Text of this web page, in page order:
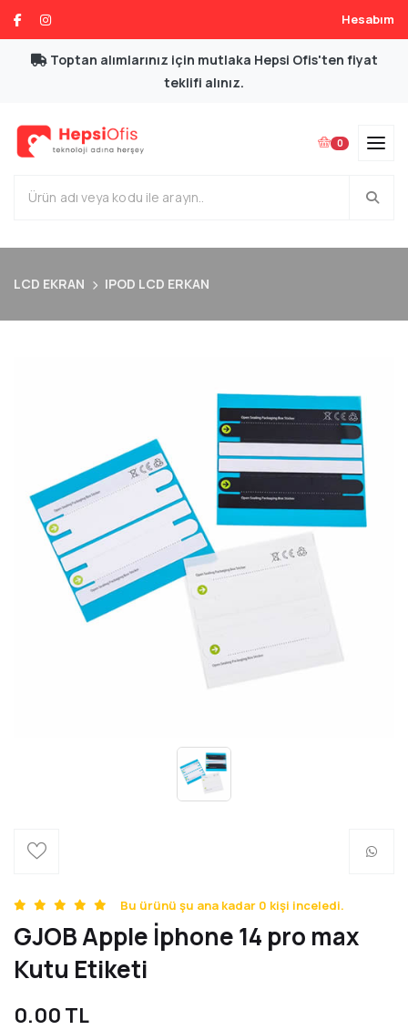
Hesabım
Toptan alımlarınız için mutlaka Hepsi Ofis'ten fiyat
teklifi alınız.
0
LCD EKRAN IPOD LCD ERKAN
Bu ürünü şu ana kadar 0 kişi inceledi.
GJOB Apple İphone 14 pro max
Kutu Etiketi
0.00 TL